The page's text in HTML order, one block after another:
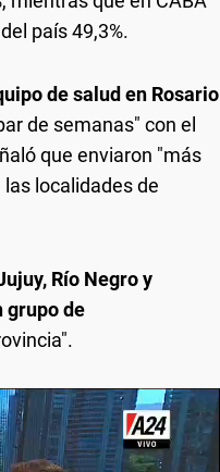
país 49,3%.
de salud en Rosario
de semanas" con el
que enviaron "más
localidades de
Río Negro y
grupo de